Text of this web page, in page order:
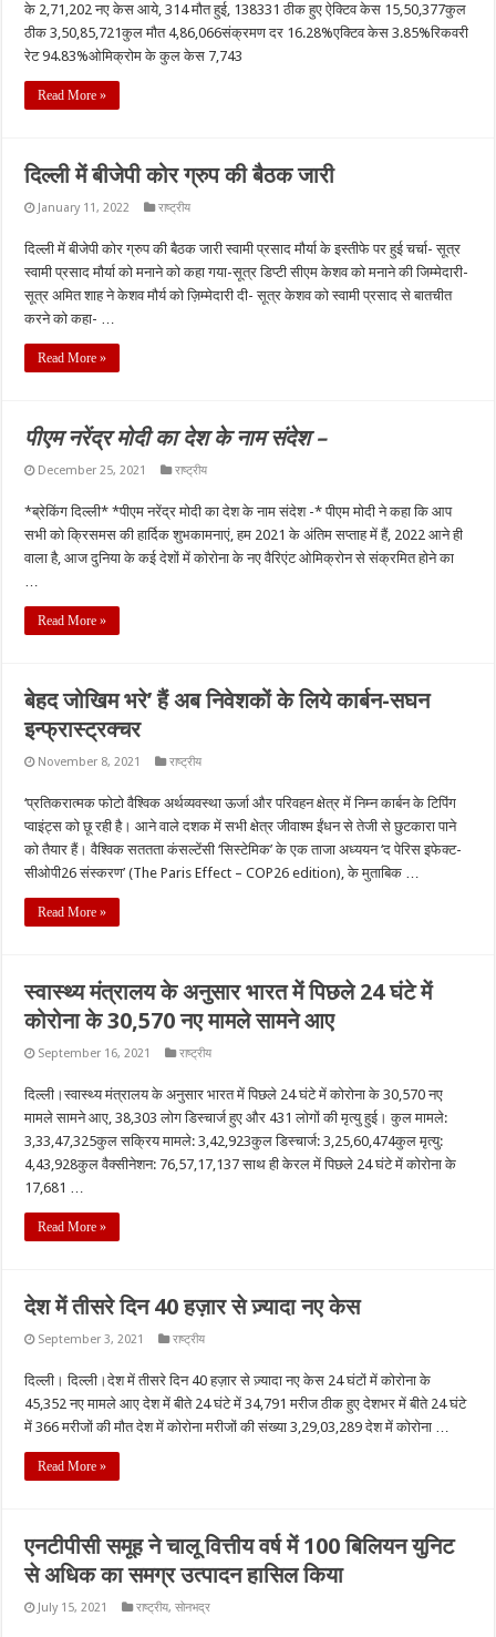
के 2,71,202 नए केस आये, 314 मौत हुई, 138331 ठीक हुए ऐक्टिव केस 15,50,377कुल
ठीक 3,50,85,721कुल मौत 4,86,066संक्रमण दर 16.28%एक्टिव केस 3.85%रिकवरी
रेट 94.83%ओमिक्रोम के कुल केस 7,743
Read More »
दिल्ली में बीजेपी कोर ग्रुप की बैठक जारी
January 11, 2022 राष्ट्रीय
दिल्ली में बीजेपी कोर ग्रुप की बैठक जारी स्वामी प्रसाद मौर्या के इस्तीफे पर हुई चर्चा- सूत्र
स्वामी प्रसाद मौर्या को मनाने को कहा गया-सूत्र डिप्टी सीएम केशव को मनाने की जिम्मेदारी-
सूत्र अमित शाह ने केशव मौर्य को ज़िम्मेदारी दी- सूत्र केशव को स्वामी प्रसाद से बातचीत
करने को कहा- …
Read More »
पीएम नरेंद्र मोदी का देश के नाम संदेश –
December 25, 2021 राष्ट्रीय
*ब्रेकिंग दिल्ली* *पीएम नरेंद्र मोदी का देश के नाम संदेश -* पीएम मोदी ने कहा कि आप
सभी को क्रिसमस की हार्दिक शुभकामनाएं, हम 2021 के अंतिम सप्ताह में हैं, 2022 आने ही
वाला है, आज दुनिया के कई देशों में कोरोना के नए वैरिएंट ओमिक्रोन से संक्रमित होने का
…
Read More »
बेहद जोखिम भरे’ हैं अब निवेशकों के लिये कार्बन-सघन
इन्फ्रास्ट्रक्चर
November 8, 2021 राष्ट्रीय
‘प्रतिकरात्मक फोटो वैश्विक अर्थव्‍यवस्‍था ऊर्जा और परिवहन क्षेत्र में निम्‍न कार्बन के टिपिंग
प्‍वाइंट्स को छू रही है। आने वाले दशक में सभी क्षेत्र जीवाश्‍म ईंधन से तेजी से छुटकारा पाने
को तैयार हैं। वैश्विक सततता कंसल्‍टेंसी ‘सिस्‍टेमिक’ के एक ताजा अध्‍ययन ‘द पेरिस इफेक्‍ट-
सीओपी26 संस्‍करण’ (The Paris Effect – COP26 edition), के मुताबिक …
Read More »
स्वास्थ्य मंत्रालय के अनुसार भारत में पिछले 24 घंटे में
कोरोना के 30,570 नए मामले सामने आए
September 16, 2021 राष्ट्रीय
दिल्ली।स्वास्थ्य मंत्रालय के अनुसार भारत में पिछले 24 घंटे में कोरोना के 30,570 नए
मामले सामने आए, 38,303 लोग डिस्चार्ज हुए और 431 लोगों की मृत्यु हुई। कुल मामले:
3,33,47,325कुल सक्रिय मामले: 3,42,923कुल डिस्चार्ज: 3,25,60,474कुल मृत्यु:
4,43,928कुल वैक्सीनेशन: 76,57,17,137 साथ ही केरल में पिछले 24 घंटे में कोरोना के
17,681 …
Read More »
देश में तीसरे दिन 40 हज़ार से ज़्यादा नए केस
September 3, 2021 राष्ट्रीय
दिल्ली। दिल्ली।देश में तीसरे दिन 40 हज़ार से ज़्यादा नए केस 24 घंटों में कोरोना के
45,352 नए मामले आए देश में बीते 24 घंटे में 34,791 मरीज ठीक हुए देशभर में बीते 24 घंटे
में 366 मरीजों की मौत देश में कोरोना मरीजों की संख्या 3,29,03,289 देश में कोरोना …
Read More »
एनटीपीसी समूह ने चालू वित्तीय वर्ष में 100 बिलियन युनिट
से अधिक का समग्र उत्पादन हासिल किया
July 15, 2021 राष्ट्रीय,सोनभद्र